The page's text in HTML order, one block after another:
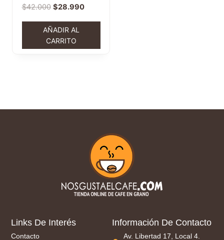
$42.000 $28.990
AÑADIR AL
CARRITO
Links De Interés
Contacto
Información De Contacto
Av. Libertad 17, Local 4.